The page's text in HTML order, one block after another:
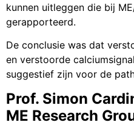
kunnen uitleggen die bij
gerapporteerd.
De conclusie was dat
en verstoorde
suggestief zijn voor de
Prof. Simon
ME Research